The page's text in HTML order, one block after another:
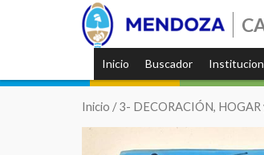
Inicio Buscador
Inicio /3- DECORACIÓN, HOGAR